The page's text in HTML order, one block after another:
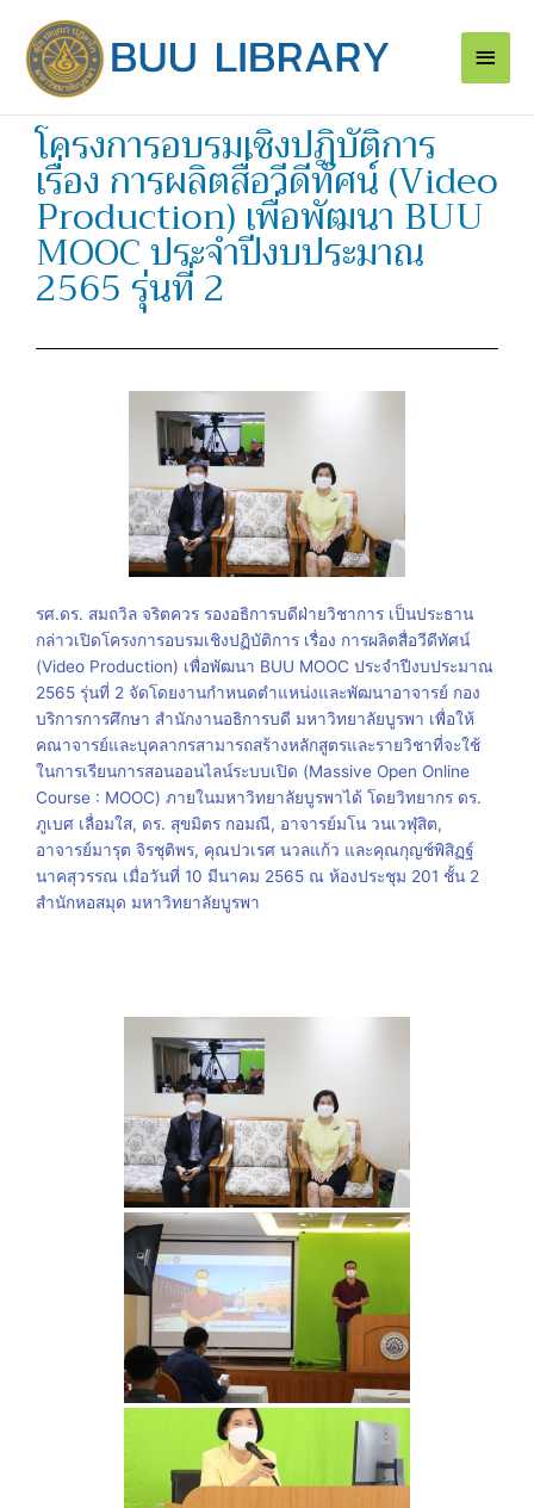
content
Main
โครงการอบรมเชิงปฏิบัติการ
เรื่อง การผลิตสื่อวีดีทัศน์ (Video
Production) เพื่อพัฒนา BUU
MOOC ประจำปีงบประมาณ
2565 รุ่นที่ 2
รศ.ดร. สมถวิล จริตควร รองอธิการบดีฝ่ายวิชาการ เป็นประธาน
กล่าวเปิดโครงการอบรมเชิงปฏิบัติการ เรื่อง การผลิตสื่อวีดีทัศน์
(Video Production) เพื่อพัฒนา BUU MOOC ประจำปีงบประมาณ
2565 รุ่นที่ 2 จัดโดยงานกำหนดตำแหน่งและพัฒนาอาจารย์ กอง
บริการการศึกษา สำนักงานอธิการบดี มหาวิทยาลัยบูรพา เพื่อให้
คณาจารย์และบุคลากรสามารถสร้างหลักสูตรและรายวิชาที่จะใช้
ในการเรียนการสอนออนไลน์ระบบเปิด (Massive Open Online
Course : MOOC) ภายในมหาวิทยาลัยบูรพาได้ โดยวิทยากร ดร.
ภูเบศ เลื่อมใส, ดร. สุขมิตร กอมณี, อาจารย์มโน วนเวฬุสิต,
อาจารย์มารุต จิรชุติพร, คุณปวเรศ นวลแก้ว และคุณกุญช์พิสิฏฐ์
นาคสุวรรณ เมื่อวันที่ 10 มีนาคม 2565 ณ ห้องประชุม 201 ชั้น 2
สำนักหอสมุด มหาวิทยาลัยบูรพา